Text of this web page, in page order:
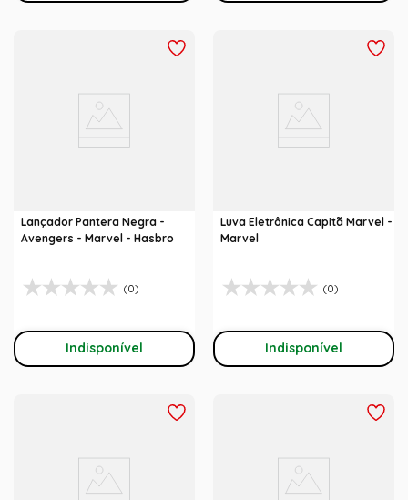
Lançador Pantera Negra -
Avengers - Marvel - Hasbro
(0)
Indisponível
Luva Eletrônica Capitã Marvel -
Marvel
(0)
Indisponível